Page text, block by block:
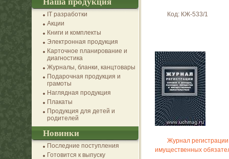
Код: КЖ-533/1
Журнал
имущественных
IT разработки
Акции
Книги и комплекты
Электронная продукция
Карточное планирование и
диагностика
Журналы, бланки, канцтовары
Подарочная продукция и
грамоты
Наглядная продукция
Плакаты
Продукция для детей и
родителей
Новинки
Последние поступления
Готовится к выпуску